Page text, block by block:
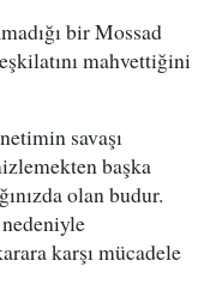
bir Mossad
mahvettiğini
savaşı
başka
olan budur.
karşı mücadele